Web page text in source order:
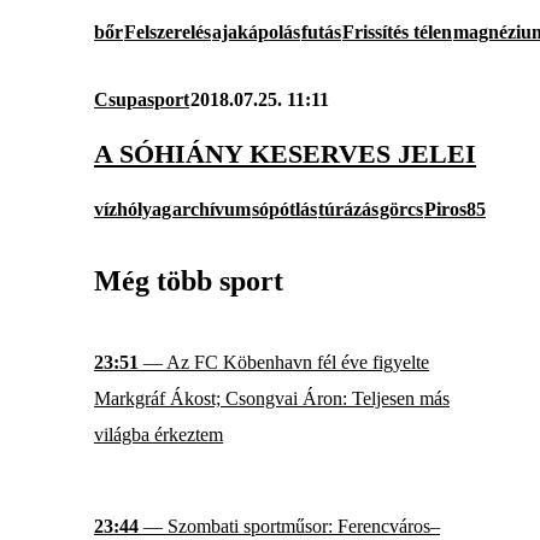
bőrFelszerelésajakápolásfutásFrissítés télen
Csupasport2018.07.25. 11:11
A SÓHIÁNY KESERVES JELEI
vízhólyagarchívumsópótlástúrázásgörcsPiros85
Még több sport
23:51 — Az FC Köbenhavn fél éve figyelte
Markgráf Ákost; Csongvai Áron: Teljesen más
világba érkeztem
23:44 — Szombati sportműsor: Ferencváros–